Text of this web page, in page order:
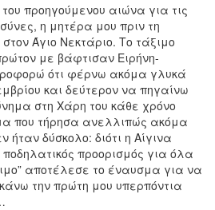
προηγούμενου αιώνα για τις
η μητέρα μου πριν τη
Άγιο Νεκτάριο. Το τάξιμο
με βάφτισαν Ειρήνη-
ότι φέρνω ακόμα γλυκά
και δεύτερον να πηγαίνω
στη Χάρη του κάθε χρόνο
που τήρησα ανελλιπώς ακόμα
ήταν δύσκολο: διότι η Αίγινα
προορισμός για όλα
αποτέλεσε το έναυσμα για να
την πρώτη μου υπερπόντια